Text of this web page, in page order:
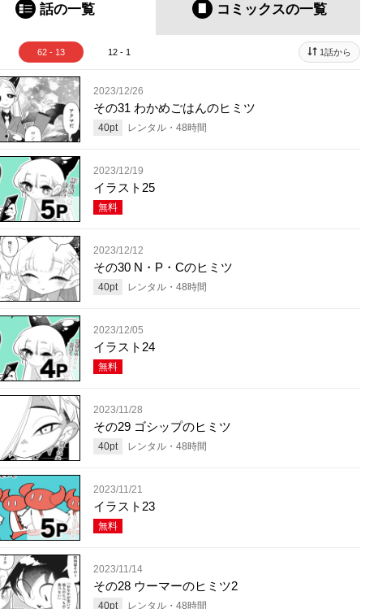
話の一覧 コミックスの一覧
62 - 13 12 - 1 1話から
2023/12/26
その31 わかめごはんのヒミツ
40pt レンタル・ 48時間
2023/12/19
イラスト25
無料
2023/12/12
その30 N・P・Cのヒミツ
40pt レンタル・ 48時間
2023/12/05
イラスト24
無料
2023/11/28
その29 ゴシップのヒミツ
40pt レンタル・ 48時間
2023/11/21
イラスト23
無料
2023/11/14
その28 ウーマーのヒミツ2
40pt レンタル・ 48時間